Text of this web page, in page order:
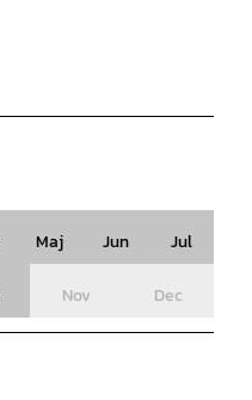
Maj Jun Jul
Nov Dec